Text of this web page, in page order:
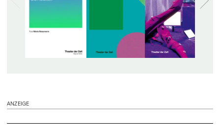
ANZEIGE